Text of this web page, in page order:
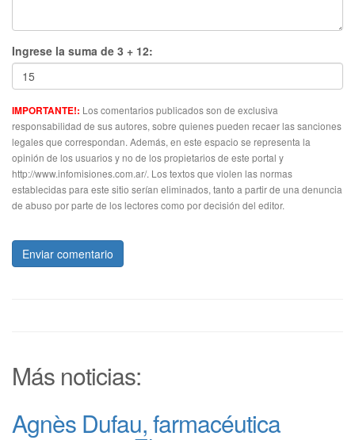
Ingrese la suma de 3 + 12:
IMPORTANTE!: Los comentarios publicados son de exclusiva
responsabilidad de sus autores, sobre quienes pueden recaer las sanciones
legales que correspondan. Además, en este espacio se representa la
opinión de los usuarios y no de los propietarios de este portal y
http://www.infomisiones.com.ar/. Los textos que violen las normas
establecidas para este sitio serían eliminados, tanto a partir de una denuncia
de abuso por parte de los lectores como por decisión del editor.
Enviar comentario
Más noticias:
Agnès Dufau, farmacéutica